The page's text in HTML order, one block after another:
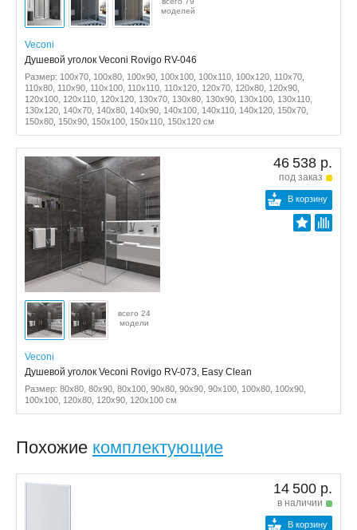
моделей
Veconi
Душевой уголок Veconi Rovigo RV-046
Размер: 100x70, 100x80, 100x90, 100x100, 100x110, 100x120, 110x70,
110x80, 110x90, 110x100, 110x110, 110x120, 120x70, 120x80, 120x90,
120x100, 120x110, 120x120, 130x70, 130x80, 130x90, 130x100, 130x110,
130x120, 140x70, 140x80, 140x90, 140x100, 140x110, 140x120, 150x70,
150x80, 150x90, 150x100, 150x110, 150x120 см
46 538 р.
под заказ
В корзину
всего 24
модели
Veconi
Душевой уголок Veconi Rovigo RV-073, Easy Clean
Размер: 80x80, 80x90, 80x100, 90x80, 90x90, 90x100, 100x80, 100x90,
100x100, 120x80, 120x90, 120x100 см
Похожие комплектующие
14 500 р.
в наличии
В корзину